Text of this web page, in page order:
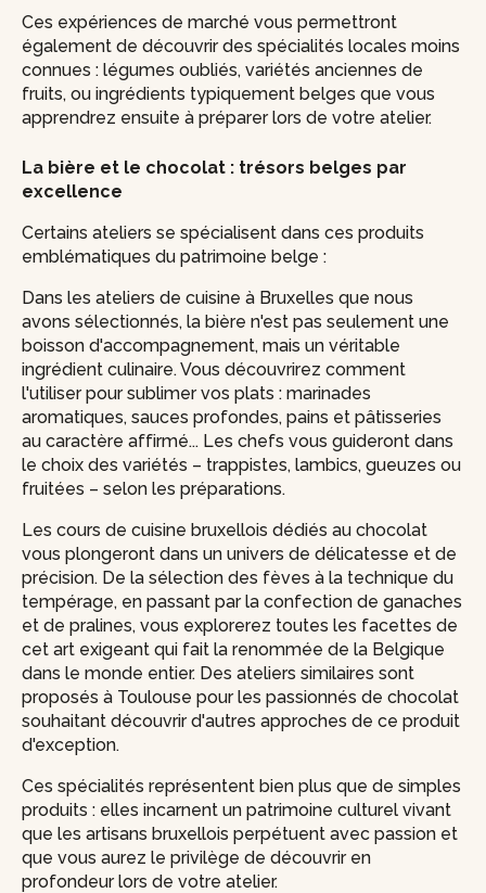
Ces expériences de marché vous permettront
également de découvrir des spécialités locales moins
connues : légumes oubliés, variétés anciennes de
fruits, ou ingrédients typiquement belges que vous
apprendrez ensuite à préparer lors de votre atelier.
La bière et le chocolat : trésors belges par
excellence
Certains ateliers se spécialisent dans ces produits
emblématiques du patrimoine belge :
Dans les ateliers de cuisine à Bruxelles que nous
avons sélectionnés, la bière n'est pas seulement une
boisson d'accompagnement, mais un véritable
ingrédient culinaire. Vous découvrirez comment
l'utiliser pour sublimer vos plats : marinades
aromatiques, sauces profondes, pains et pâtisseries
au caractère affirmé... Les chefs vous guideront dans
le choix des variétés – trappistes, lambics, gueuzes ou
fruitées – selon les préparations.
Les cours de cuisine bruxellois dédiés au chocolat
vous plongeront dans un univers de délicatesse et de
précision. De la sélection des fèves à la technique du
tempérage, en passant par la confection de ganaches
et de pralines, vous explorerez toutes les facettes de
cet art exigeant qui fait la renommée de la Belgique
dans le monde entier. Des ateliers similaires sont
proposés à Toulouse pour les passionnés de chocolat
souhaitant découvrir d'autres approches de ce produit
d'exception.
Ces spécialités représentent bien plus que de simples
produits : elles incarnent un patrimoine culturel vivant
que les artisans bruxellois perpétuent avec passion et
que vous aurez le privilège de découvrir en
profondeur lors de votre atelier.